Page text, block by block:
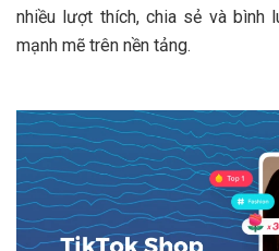
nhiều lượt thích, chia sẻ và bình
mạnh mẽ trên nền tảng.